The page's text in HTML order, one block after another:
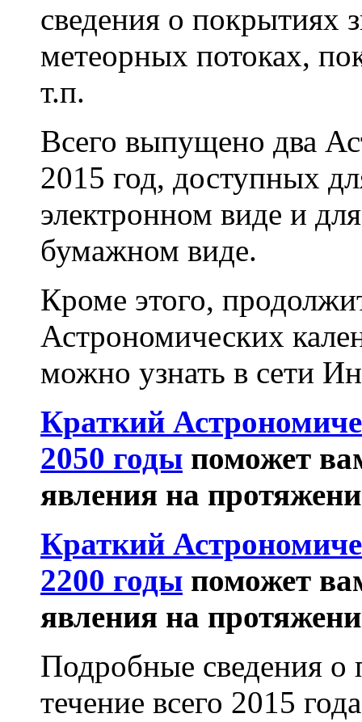
сведения о покрытиях
метеорных потоках,
т.п.
Всего выпущено два
2015 год, доступных
электронном виде и
бумажном виде.
Кроме этого,
Астрономических
можно узнать в сети
Краткий
2050 годы поможет
явления на
Краткий
2200 годы поможет
явления на
Подробные сведения о
течение всего 2015